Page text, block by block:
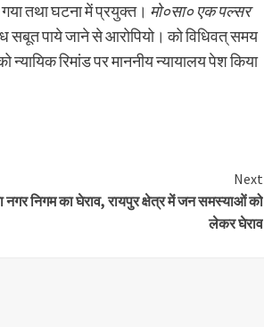
तथा घटना में प्रयुक्त। मो०सा० एक पल्सर
सबूत पाये जाने से आरोपियो। को विधिवत् समय
रिमांड पर माननीय न्यायालय पेश किया
Next
नगर निगम का घेराव, रायपुर क्षेत्र में जन समस्याओं को
लेकर घेराव